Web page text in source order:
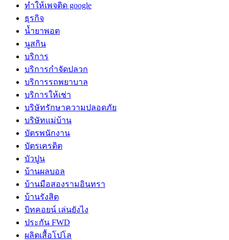
ทําให้เพจติด google
ธุรกิจ
น้ำยาพอต
นูสกิน
บริการ
บริการกำจัดปลวก
บริการรถพยาบาล
บริการให้เช่า
บริษัทรักษาความปลอดภัย
บริษัทแม่บ้าน
บัตรพนักงาน
บัตรเครดิต
บัวปูน
บ้านผลบอล
บ้านมือสองรามอินทรา
บ้านรังสิต
บิทคอยน์ เล่นยังไง
ประกัน FWD
ผลิตเสื้อโปโล